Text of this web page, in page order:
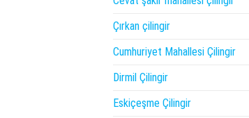
Çırkan çilingir
Cumhuriyet Mahallesi Çilingir
Dirmil Çilingir
Eskiçeşme Çilingir